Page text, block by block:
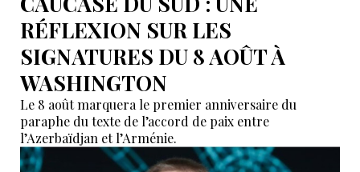
RÉFLEXION SUR LES
SIGNATURES DU 8 AOÛT À
WASHINGTON
Le 8 août marquera le premier anniversaire du
paraphe du texte de l’accord de paix entre
l’Azerbaïdjan et l’Arménie.